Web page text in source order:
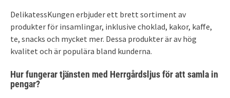
DelikatessKungen erbjuder ett brett sortiment av
produkter för insamlingar, inklusive choklad, kakor, kaffe,
te, snacks och mycket mer. Dessa produkter är av hög
kvalitet och är populära bland kunderna.
Hur fungerar tjänsten med Herrgårdsljus för att samla in
pengar?